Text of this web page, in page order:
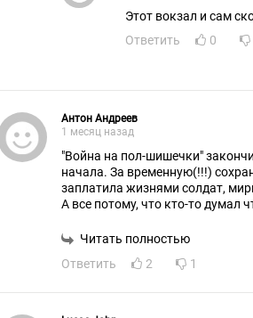
Этот вокзал и сам
Ответить
0
Антон Андреев
1 месяц назад
"Война на пол-шишечки"
начала. За временную(!!!)
заплатила жизнями солдат,
А все потому, что кто-то думал
Читать полностью
Ответить
2 1